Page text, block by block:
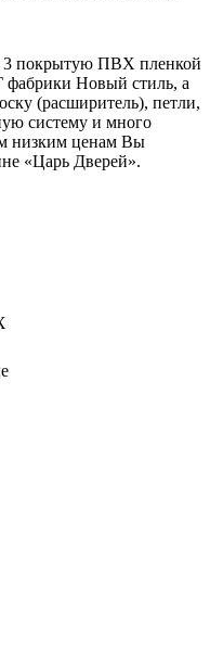
3 покрытую ПВХ пленкой
Новый стиль, а
(расширитель), петли,
систему и много
низким ценам Вы
«Царь Дверей».